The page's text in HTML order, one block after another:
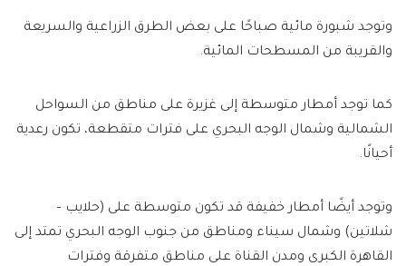
وتوجد شبورة مائية صباحًا على بعض الطرق الزراعية والسريعة
والقريبة من المسطحات المائية.
كما توجد أمطار متوسطة إلى غزيرة على مناطق من السواحل
الشمالية وشمال الوجه البحري على فترات متقطعة، تكون رعدية
أحيانًا.
وتوجد أيضًا أمطار خفيفة قد تكون متوسطة على (حلايب –
شلاتين) وشمال سيناء ومناطق من جنوب الوجه البحري تمتد إلى
القاهرة الكبرى ومدن القناة على مناطق متفرقة وفترات